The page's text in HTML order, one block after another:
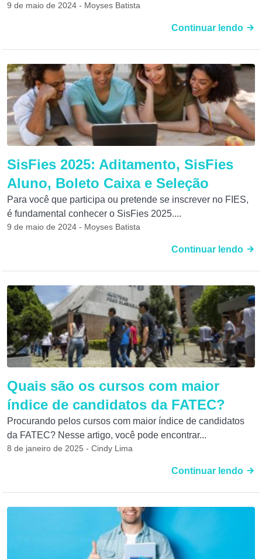
9 de maio de 2024 - Moyses Batista
Continuar lendo
SisFies 2025: Aditamento, SisFies
Aluno, Boleto Caixa e Seleção
Para você que participa ou pretende se inscrever no FIES,
é fundamental conhecer o SisFies 2025....
9 de maio de 2024 - Moyses Batista
Continuar lendo
Quais são os cursos com maior
índice de candidatos da FATEC?
Procurando pelos cursos com maior índice de candidatos
da FATEC? Nesse artigo, você pode encontrar...
8 de janeiro de 2025 - Cindy Lima
Continuar lendo